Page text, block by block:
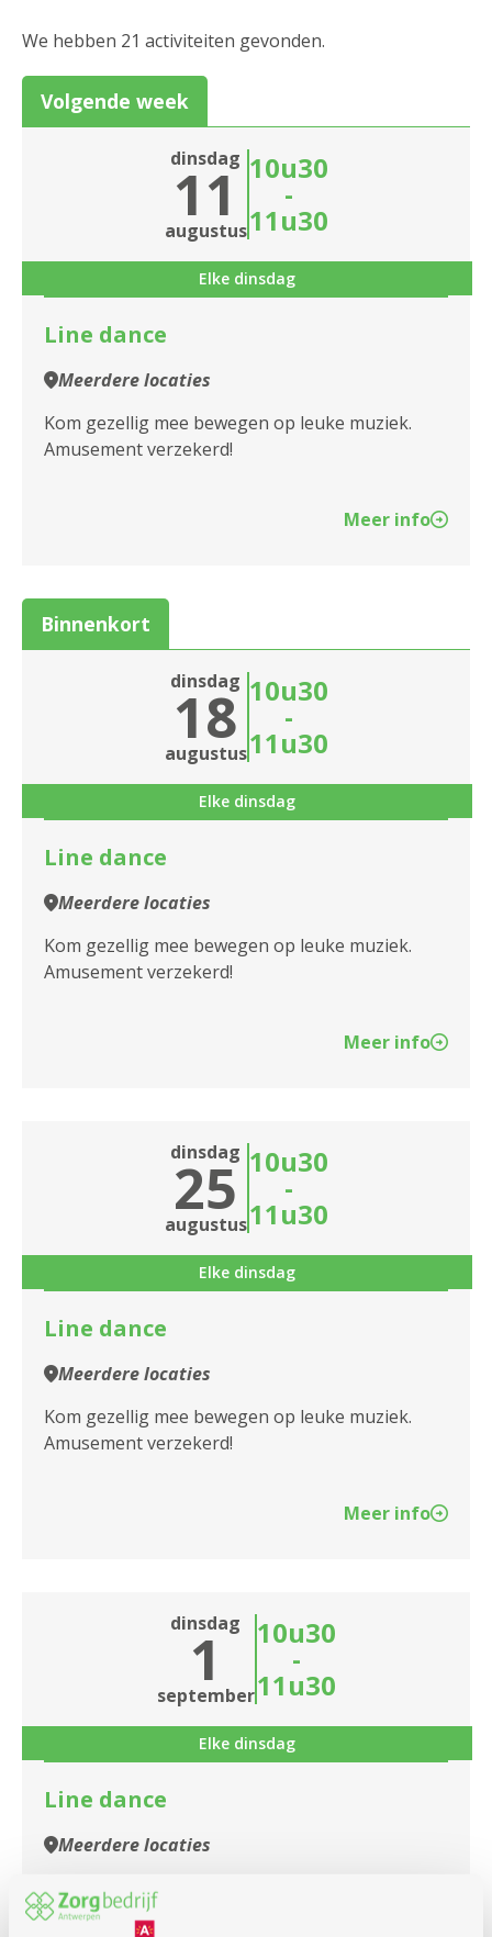
2018 Antwerpen
2020 Antwerpen
2030 Antwerpen
2040 Berendrecht
2050 Antwerpen-Linkeroever
2140 Borgerhout
2170 Merksem
2610 Wilrijk
2660 Hoboken
2950 Kapellen
Sluiten
We hebben 21 activiteiten gevonden.
Volgende week
dinsdag
11
augustus
10u30
-
11u30
Elke dinsdag
Line dance
Meerdere locaties
Kom gezellig mee bewegen op leuke muziek.
Amusement verzekerd!
Meer info
Binnenkort
dinsdag
18
augustus
10u30
-
11u30
Elke dinsdag
Line dance
Meerdere locaties
Kom gezellig mee bewegen op leuke muziek.
Amusement verzekerd!
Meer info
dinsdag
25
augustus
10u30
-
11u30
Elke dinsdag
Line dance
Meerdere locaties
Kom gezellig mee bewegen op leuke muziek.
Amusement verzekerd!
Meer info
dinsdag
1
september
10u30
-
11u30
Elke dinsdag
Line dance
Meerdere locaties
Kom gezellig mee bewegen op leuke muziek.
Amusement verzekerd!